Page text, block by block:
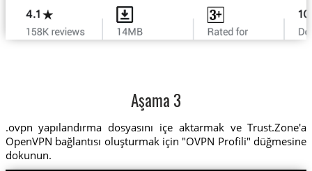
Aşama 3
.ovpn yapılandırma dosyasını içe aktarmak ve Trust.Zone'a
OpenVPN bağlantısı oluşturmak için "OVPN Profili" düğmesine
dokunun.